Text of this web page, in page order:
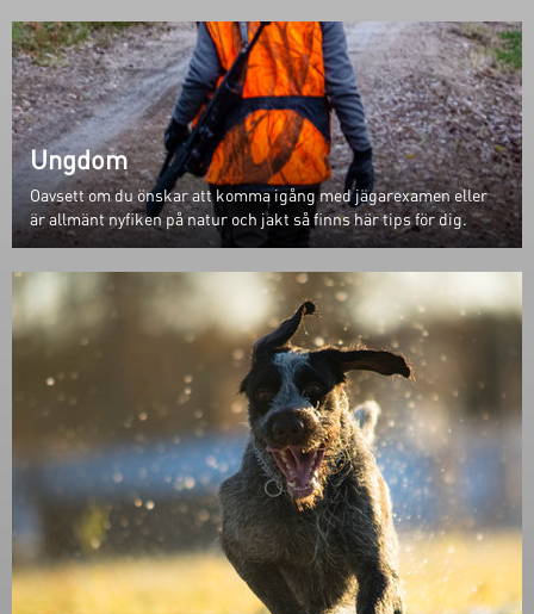
Ungdom
Oavsett om du önskar att komma igång med jägarexamen eller
är allmänt nyfiken på natur och jakt så finns här tips för dig.